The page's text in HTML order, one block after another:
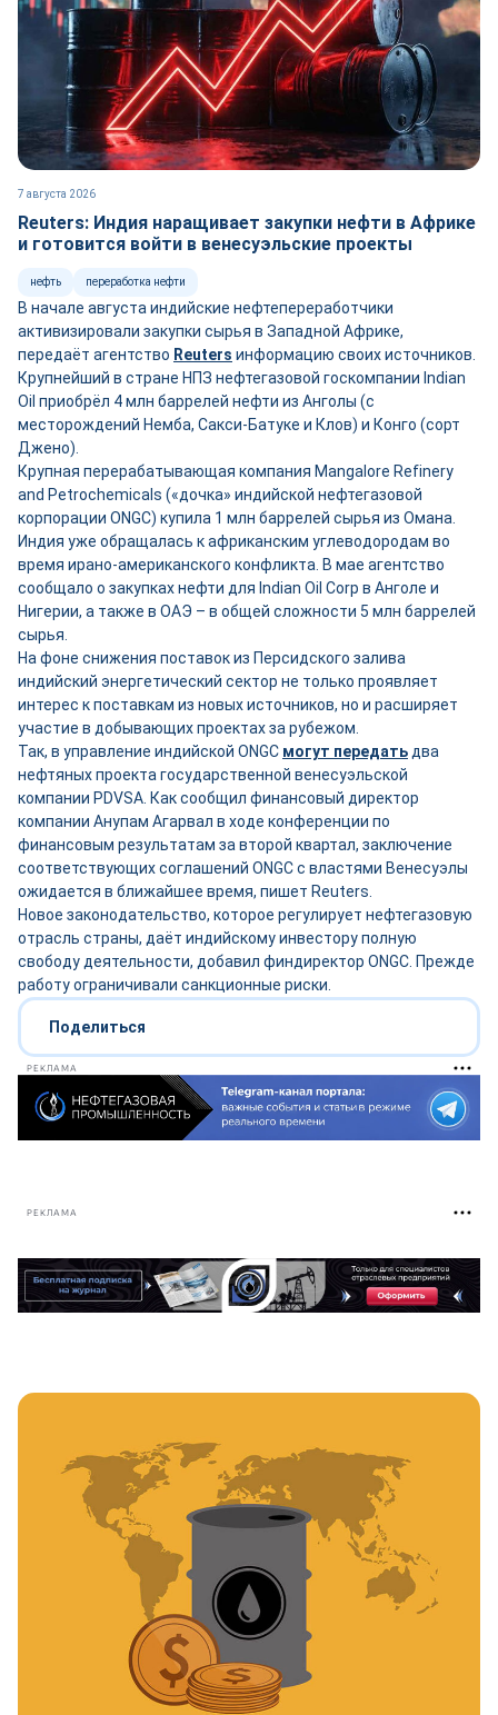
7 августа 2026
Reuters: Индия наращивает закупки нефти в Африке
и готовится войти в венесуэльские проекты
нефть переработка нефти
В начале августа индийские нефтепереработчики
активизировали закупки сырья в Западной Африке,
передаёт агентство Reuters информацию своих источников.
Крупнейший в стране НПЗ нефтегазовой госкомпании Indian
Oil приобрёл 4 млн баррелей нефти из Анголы (с
месторождений Немба, Сакси-Батуке и Клов) и Конго (сорт
Джено).
Крупная перерабатывающая компания Mangalore Refinery
and Petrochemicals («дочка» индийской нефтегазовой
корпорации ONGC) купила 1 млн баррелей сырья из Омана.
Индия уже обращалась к африканским углеводородам во
время ирано-американского конфликта. В мае агентство
сообщало о закупках нефти для Indian Oil Corp в Анголе и
Нигерии, а также в ОАЭ – в общей сложности 5 млн баррелей
сырья.
На фоне снижения поставок из Персидского залива
индийский энергетический сектор не только проявляет
интерес к поставкам из новых источников, но и расширяет
участие в добывающих проектах за рубежом.
Так, в управление индийской ONGC могут передать два
нефтяных проекта государственной венесуэльской
компании PDVSA. Как сообщил финансовый директор
компании Анупам Агарвал в ходе конференции по
финансовым результатам за второй квартал, заключение
соответствующих соглашений ONGC с властями Венесуэлы
ожидается в ближайшее время, пишет Reuters.
Новое законодательство, которое регулирует нефтегазовую
отрасль страны, даёт индийскому инвестору полную
свободу деятельности, добавил финдиректор ONGC. Прежде
работу ограничивали санкционные риски.
Поделиться
РЕКЛАМА
РЕКЛАМА